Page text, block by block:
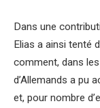
Dans une
Elias a ainsi tenté
comment, dans
d’Allemands a pu
et, pour nombre